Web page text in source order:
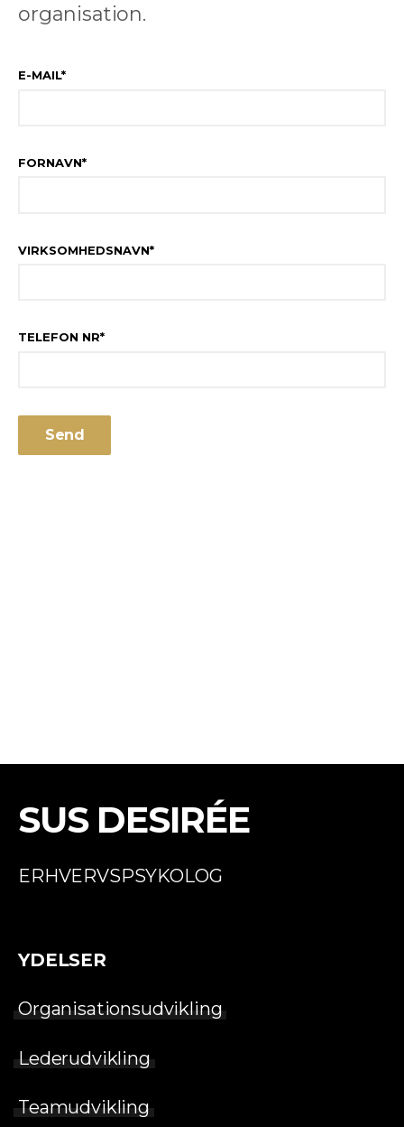
organisation.
E-MAIL*
FORNAVN*
VIRKSOMHEDSNAVN*
TELEFON NR*
SUS DESIRÉE
ERHVERVSPSYKOLOG
YDELSER
Organisationsudvikling
Lederudvikling
Teamudvikling